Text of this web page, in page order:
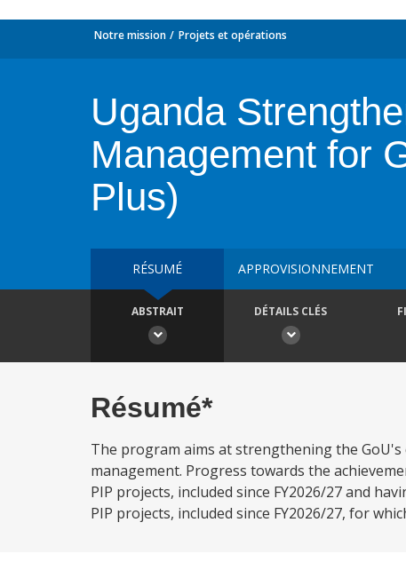
Notre mission Projets et opérations
Uganda
Management for
Plus)
RÉSUMÉ APPROVISIONNEMENT
ABSTRAIT DÉTAILS CLÉS
Résumé*
The program aims at strengthening the
management. Progress towards the
PIP projects, included since FY2026/27 and
PIP projects, included since FY2026/27, for